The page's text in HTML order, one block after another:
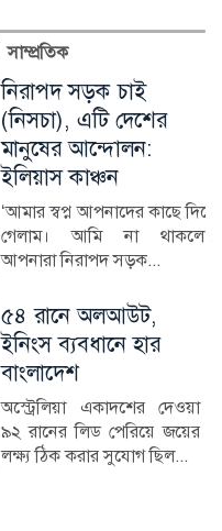
সাম্প্রতিক
আদালতে আটকাল ট্রাম্পের
৪০ কোটি ডলারের বলরুম
প্রকল্প
যুক্তরাষ্ট্রের প্রেসিডেন্টের সরকারি
বাসভবন ও দপ্তর হোয়াইট
হাউসের পূর্ব পাশে ৪...
শিল্পীদের রাজনৈতিক
পরিচয়ে বিচার নয়:
হাসান
জুলাই গণ-অভ্যুত্থানের বর্ষপূর্তি
উপলক্ষে রাজধানীর মানিক মিয়া
অ্যাভিনিউতে আয়োজ...